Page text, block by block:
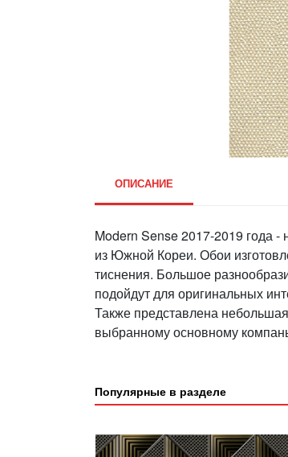
ОПИСАНИЕ
Modern Sense 2017-2019 года
из Южной Кореи. Обои
тиснения. Большое
подойдут для оригинальных
Также представлена
выбранному основному
Популярные в разделе